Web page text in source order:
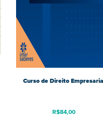
Curso de Direito
R$84,00